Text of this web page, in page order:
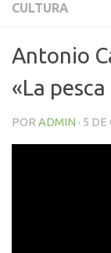
CULTURA
Antonio
«La
POR ADMIN · 5 DE